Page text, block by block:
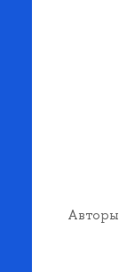
Авторы